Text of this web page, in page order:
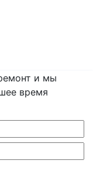
и мы
время